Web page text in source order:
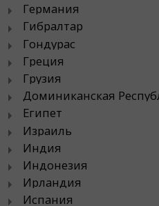
Германия
Гибралтар
Гондурас
Греция
Грузия
Доминиканская
Египет
Израиль
Индия
Индонезия
Ирландия
Испания